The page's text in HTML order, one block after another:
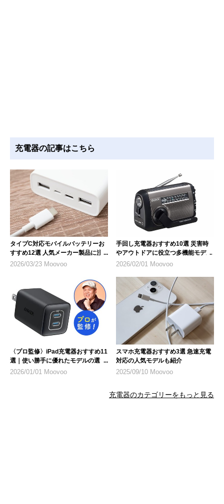
充電器の記事はこちら
タイプC対応モバイルバッテリーお
すすめ12選 人気メーカー製品に注
目
2026/03/23 Moovoo
手回し充電器おすすめ10選 災害時
やアウトドアに役立つ多機能モデル
2026/02/01 Moovoo
〈プロ監修〉iPad充電器おすすめ11
選｜使い勝手に優れたモデルの選び
方
2026/01/01 Moovoo
スマホ充電器おすすめ3選 急速充電
対応の人気モデルも紹介
2025/09/10 Moovoo
充電器のカテゴリーをもっと見る